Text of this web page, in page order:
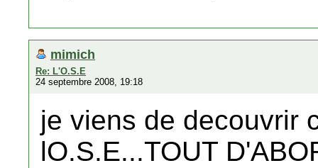
mimich
Re: L'O.S.E
24 septembre 2008, 19:18
je viens de decouvrir
lO.S.E...TOUT